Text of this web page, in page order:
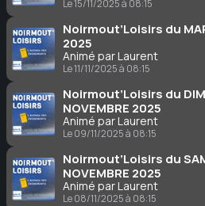
Le 15/11/2025 à 08:15
Noirmout’Loisirs du
2025
Animé par Laurent
Le 11/11/2025 à 08:15
Noirmout’Loisirs du
NOVEMBRE 2025
Animé par Laurent
Le 09/11/2025 à 08:15
Noirmout’Loisirs du
NOVEMBRE 2025
Animé par Laurent
Le 08/11/2025 à 08:15